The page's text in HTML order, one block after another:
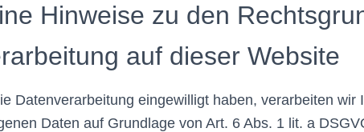
Hinweise zu den
auf dieser Website
Datenverarbeitung eingewilligt haben, verarbeiten wir
Daten auf Grundlage von Art. 6 Abs. 1 lit. a